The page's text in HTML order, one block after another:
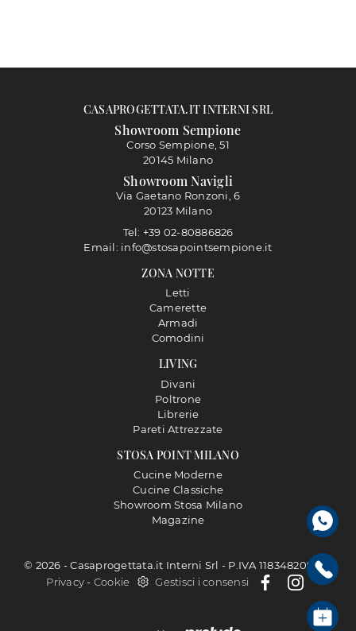
STOSA POINT MILANO
Cucine Moderne
Cucine Classiche
Showroom Stosa Milano
Magazine
LIVING
Divani
Poltrone
Librerie
Pareti Attrezzate
ZONA NOTTE
Letti
Camerette
Armadi
Comodini
CASAPROGETTATA.IT INTERNI SRL
Showroom Sempione
Corso Sempione, 51
20145 Milano
Showroom Navigli
Via Gaetano Ronzoni, 6
20123 Milano
Tel: +39 02-80886826
Email: info@stosapointsempione.it
© 2026 - Casaprogettata.it Interni Srl - P.IVA 11834820968 |
Privacy- Cookie Gestisci i consensi